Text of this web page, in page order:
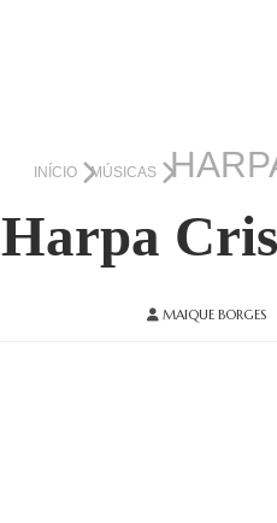
INÍCIO MÚSICAS
Harpa
MAIQUE BORGES